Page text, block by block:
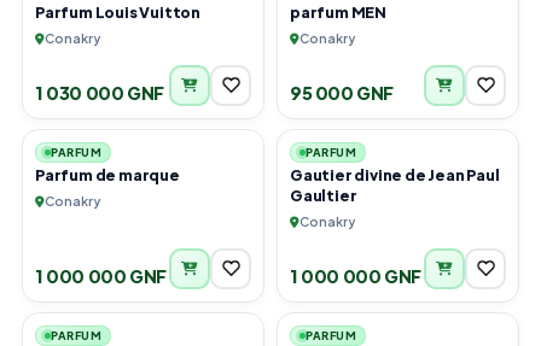
Parfum Louis Vuitton
Conakry
1 030 000 GNF
parfum MEN
Conakry
95 000 GNF
4
PARFUM
Parfum de marque
Conakry
1 000 000 GNF
1
PARFUM
Gautier divine de Jean Paul
Gaultier
Conakry
1 000 000 GNF
1
PARFUM
1
PARFUM